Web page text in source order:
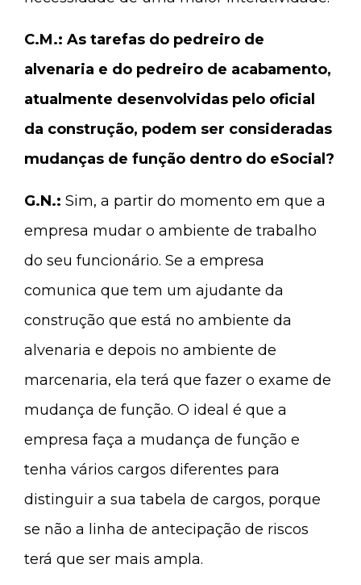
C.M.: As tarefas do pedreiro de
alvenaria e do pedreiro de acabamento,
atualmente desenvolvidas pelo oficial
da construção, podem ser consideradas
mudanças de função dentro do eSocial?
G.N.: Sim, a partir do momento em que a
empresa mudar o ambiente de trabalho
do seu funcionário. Se a empresa
comunica que tem um ajudante da
construção que está no ambiente da
alvenaria e depois no ambiente de
marcenaria, ela terá que fazer o exame de
mudança de função. O ideal é que a
empresa faça a mudança de função e
tenha vários cargos diferentes para
distinguir a sua tabela de cargos, porque
se não a linha de antecipação de riscos
terá que ser mais ampla.